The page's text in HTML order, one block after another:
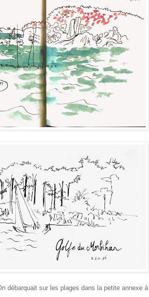
débarquait sur les plages dans la petite annexe à